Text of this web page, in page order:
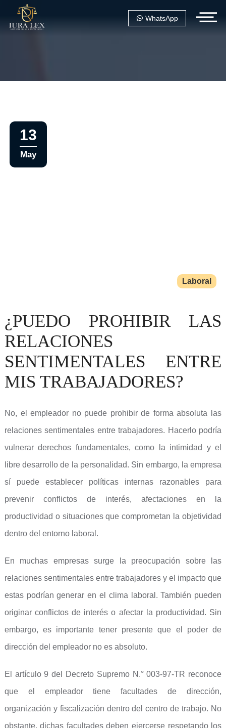
WhatsApp
Laboral
13
May
¿PUEDO PROHIBIR LAS
RELACIONES
SENTIMENTALES ENTRE
MIS TRABAJADORES?
No, el empleador no puede prohibir de forma absoluta las
relaciones sentimentales entre trabajadores. Hacerlo podría
vulnerar derechos fundamentales, como la intimidad y el
libre desarrollo de la personalidad. Sin embargo, la empresa
sí puede establecer políticas internas razonables para
prevenir conflictos de interés, afectaciones en la
productividad o situaciones que comprometan la objetividad
dentro del entorno laboral.
En muchas empresas surge la preocupación sobre las
relaciones sentimentales entre trabajadores y el impacto que
estas podrían generar en el clima laboral. También pueden
originar conflictos de interés o afectar la productividad. Sin
embargo, es importante tener presente que el poder de
dirección del empleador no es absoluto.
El artículo 9 del Decreto Supremo N.° 003-97-TR reconoce
que el empleador tiene facultades de dirección,
organización y fiscalización dentro del centro de trabajo. No
obstante, dichas facultades deben ejercerse respetando los